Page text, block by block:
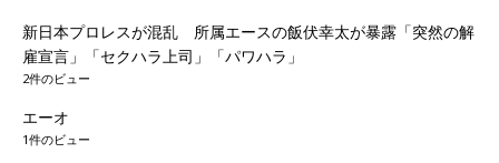
新日本プロレスが混乱 所属エースの飯伏幸太が暴露「突然の解
雇宣言」「セクハラ上司」「パワハラ」
2件のビュー
エーオ
1件のビュー